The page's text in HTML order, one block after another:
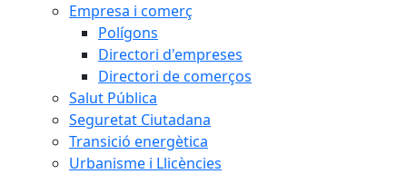
Empresa i comerç
Polígons
Directori d'empreses
Directori de comerços
Salut Pública
Seguretat Ciutadana
Transició energètica
Urbanisme i Llicències